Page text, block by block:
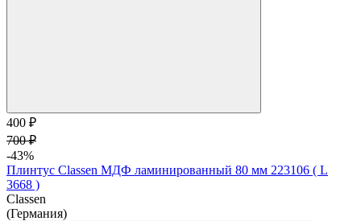
400 ₽
700 ₽
-43%
Плинтус Classen МДФ ламинированный 80 мм 223106 ( L
3668 )
Classen
(Германия)